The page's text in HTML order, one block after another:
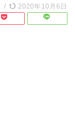
/ 2020年10月6日